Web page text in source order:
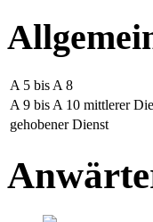
A 5 bis A 8
A 9 bis A 10 mittlerer
gehobener Dienst